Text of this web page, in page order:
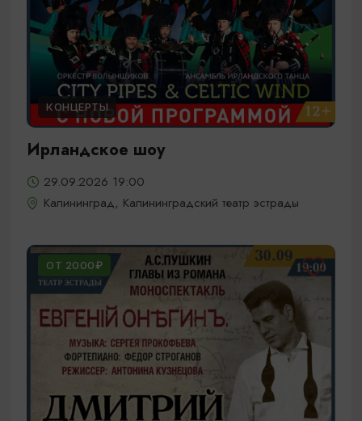
КОНЦЕРТЫ
Ирландское шоу
29.09.2026 19:00
Калининград, Калининградский театр эстрады
ОТ 2000₽